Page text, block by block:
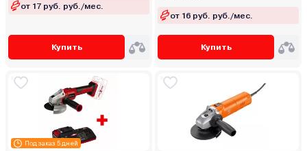
от 17 руб. руб./мес.
Купить
от 16 руб. руб./мес.
Купить
Под заказ 5 дней